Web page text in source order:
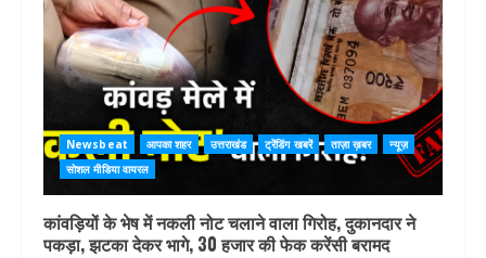
Newsbeat आपका शहर उत्तराखंड ट्रेंडिंग खबरें ताज़ा ख़बर
न्यूज़
सोशल मीडिया वायरल
कांवड़ियों के भेष में नकली नोट चलाने वाला गिरोह, दुकानदार ने
पकड़ा, झटका देकर भागे, 30 हजार की फेक करेंसी बरामद